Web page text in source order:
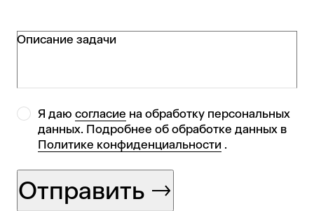
Описание задачи
Я даю согласие на обработку персональных
данных. Подробнее об обработке данных в
Политике конфиденциальности .
Отправить